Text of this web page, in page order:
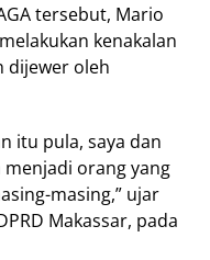
tersebut, Mario
kenakalan
dijewer oleh
itu pula, saya dan
orang yang
masing,” ujar
Makassar, pada